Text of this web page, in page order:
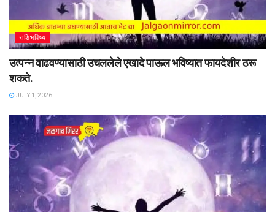
राशिभविष्य
उत्पन्न वाढवण्यासाठी उचललेले एखादे पाऊल भविष्यात फायदेशीर ठरू
शकते.
JULY 1, 2026